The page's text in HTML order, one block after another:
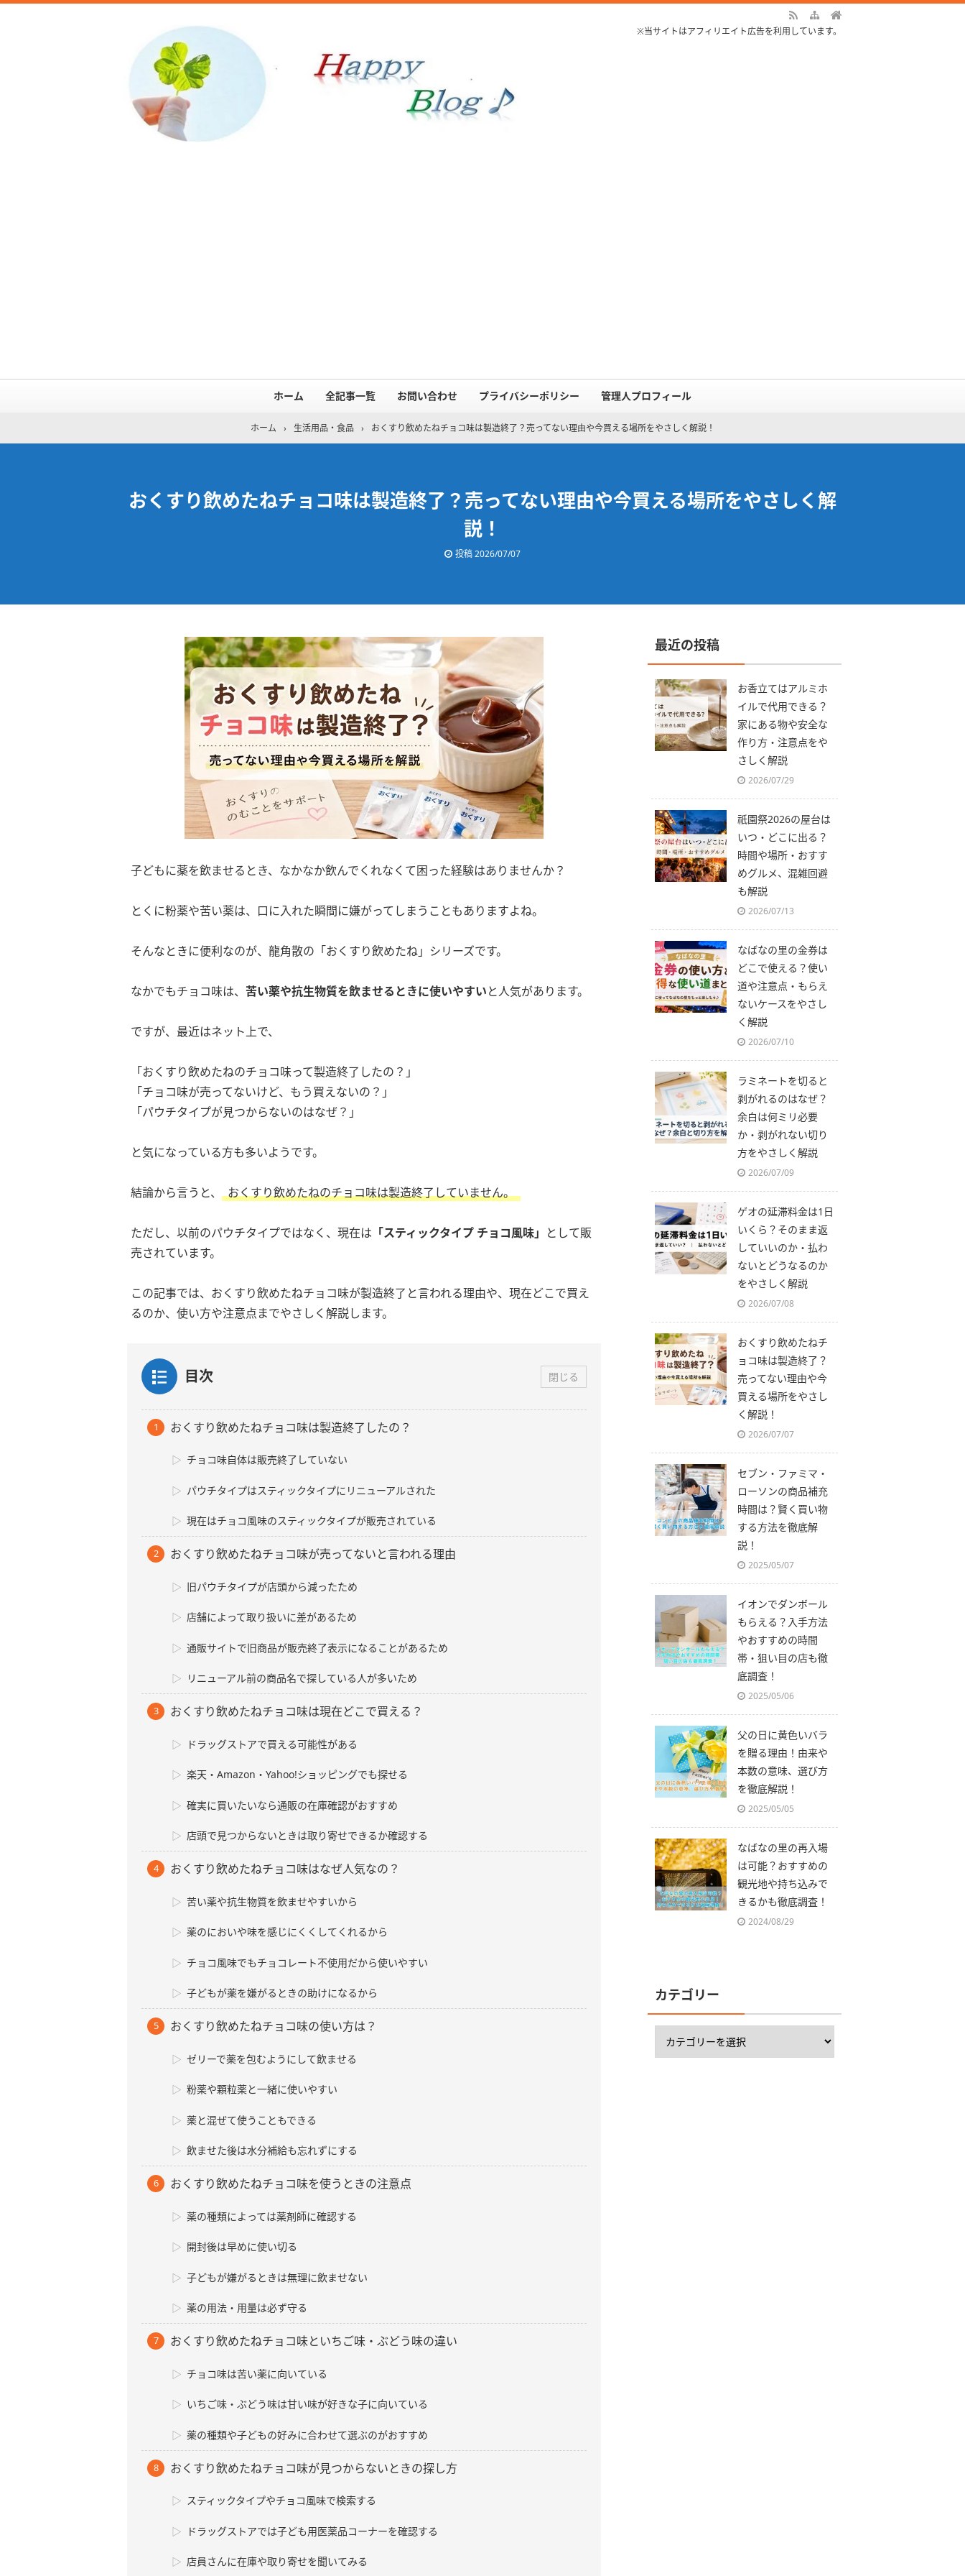
※当サイトはアフィリエイト広告を利用しています。
ホーム 全記事一覧 お問い合わせ プライバシーポリシー 管理人プロフィール
ホーム › 生活用品・食品 › おくすり飲めたねチョコ味は製造終了？売ってない理由や今買える場所をやさしく解説！
おくすり飲めたねチョコ味は製造終了？売ってない理由や今買える場所をやさしく解
説！
投稿2026/07/07
子どもに薬を飲ませるとき、なかなか飲んでくれなくて困った経験はありませんか？
とくに粉薬や苦い薬は、口に入れた瞬間に嫌がってしまうこともありますよね。
そんなときに便利なのが、龍角散の「おくすり飲めたね」シリーズです。
なかでもチョコ味は、 苦い薬や抗生物質を飲ませるときに使いやすいと人気があります。
ですが、最近はネット上で、
「おくすり飲めたねのチョコ味って製造終了したの？」
「チョコ味が売ってないけど、もう買えないの？」
「パウチタイプが見つからないのはなぜ？」
と気になっている方も多いようです。
結論から言うと、 おくすり飲めたねのチョコ味は製造終了していません。
ただし、以前のパウチタイプではなく、現在は 「スティックタイプ チョコ風味」 として販
売されています。
この記事では、おくすり飲めたねチョコ味が製造終了と言われる理由や、現在どこで買え
るのか、使い方や注意点までやさしく解説します。
目次 閉じる
おくすり飲めたねチョコ味は製造終了したの？
チョコ味自体は販売終了していない
パウチタイプはスティックタイプにリニューアルされた
現在はチョコ風味のスティックタイプが販売されている
おくすり飲めたねチョコ味が売ってないと言われる理由
旧パウチタイプが店頭から減ったため
店舗によって取り扱いに差があるため
通販サイトで旧商品が販売終了表示になることがあるため
リニューアル前の商品名で探している人が多いため
おくすり飲めたねチョコ味は現在どこで買える？
ドラッグストアで買える可能性がある
楽天・Amazon・Yahoo!ショッピングでも探せる
確実に買いたいなら通販の在庫確認がおすすめ
店頭で見つからないときは取り寄せできるか確認する
おくすり飲めたねチョコ味はなぜ人気なの？
苦い薬や抗生物質を飲ませやすいから
薬のにおいや味を感じにくくしてくれるから
チョコ風味でもチョコレート不使用だから使いやすい
子どもが薬を嫌がるときの助けになるから
おくすり飲めたねチョコ味の使い方は？
ゼリーで薬を包むようにして飲ませる
粉薬や顆粒薬と一緒に使いやすい
薬と混ぜて使うこともできる
飲ませた後は水分補給も忘れずにする
おくすり飲めたねチョコ味を使うときの注意点
薬の種類によっては薬剤師に確認する
開封後は早めに使い切る
子どもが嫌がるときは無理に飲ませない
薬の用法・用量は必ず守る
おくすり飲めたねチョコ味といちご味・ぶどう味の違い
チョコ味は苦い薬に向いている
いちご味・ぶどう味は甘い味が好きな子に向いている
薬の種類や子どもの好みに合わせて選ぶのがおすすめ
おくすり飲めたねチョコ味が見つからないときの探し方
スティックタイプやチョコ風味で検索する
ドラッグストアでは子ども用医薬品コーナーを確認する
店員さんに在庫や取り寄せを聞いてみる
最近の投稿
お香立てはアルミホ
イルで代用できる？
家にある物や安全な
作り方・注意点をや
さしく解説
2026/07/29
祇園祭2026の屋台は
いつ・どこに出る？
時間や場所・おすす
めグルメ、混雑回避
も解説
2026/07/13
なばなの里の金券は
どこで使える？使い
道や注意点・もらえ
ないケースをやさし
く解説
2026/07/10
ラミネートを切ると
剥がれるのはなぜ？
余白は何ミリ必要
か・剥がれない切り
方をやさしく解説
2026/07/09
ゲオの延滞料金は1日
いくら？そのまま返
していいのか・払わ
ないとどうなるのか
をやさしく解説
2026/07/08
おくすり飲めたねチ
ョコ味は製造終了？
売ってない理由や今
買える場所をやさし
く解説！
2026/07/07
セブン・ファミマ・
ローソンの商品補充
時間は？賢く買い物
する方法を徹底解
説！
2025/05/07
イオンでダンボール
もらえる？入手方法
やおすすめの時間
帯・狙い目の店も徹
底調査！
2025/05/06
父の日に黄色いバラ
を贈る理由！由来や
本数の意味、選び方
を徹底解説！
2025/05/05
なばなの里の再入場
は可能？おすすめの
観光地や持ち込みで
きるかも徹底調査！
2024/08/29
カテゴリー